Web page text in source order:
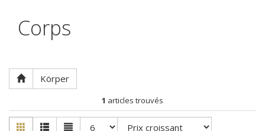
Corps
Körper
1 articles trouvés